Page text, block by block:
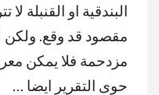
البندقية او
مقصود قد وقع. ولكن
مزدحمة فلا يمكن
حوى التقرير ايضا …